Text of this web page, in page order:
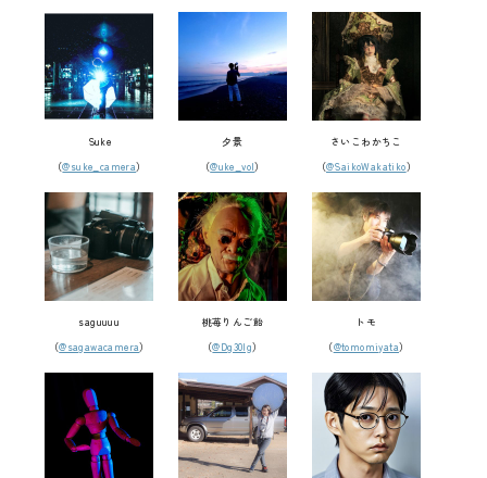
Suke
（@suke_camera）
夕景
（@uke_vol）
さいこわかちこ
（@SaikoWakatiko）
saguuuu
（@sagawacamera）
桃苺りんご飴
（@Dg30lg）
トモ
（@tomomiyata）